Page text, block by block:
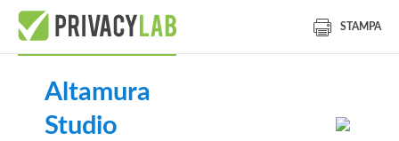
STAMPA
Altamura
Studio